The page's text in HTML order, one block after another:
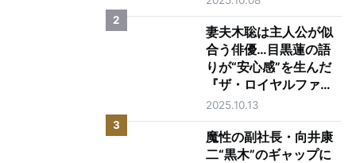
2
妻夫木聡は主人公が似
合う俳優…目黒蓮の語
りが“安心感”を生んだ
『ザ・ロイヤルファミ
リー』第1話
2025.10.13
3
魔性の副社長・向井康
二“黒木”のギャップに